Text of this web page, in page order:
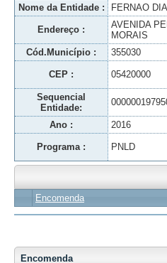
Nome da Entidade :
FERNAO
Endereço :
AVENIDA
MORAIS
Cód.Município : 355030
CEP : 05420000
Sequencial
Entidade:
Ano : 2016
Programa : PNLD
Encomenda
Encomenda